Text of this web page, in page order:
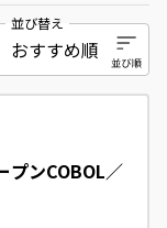
並び替え
プンCOBOL／